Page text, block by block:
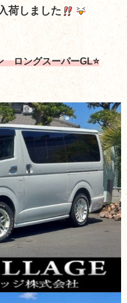
荷しました
ロングスーパーGL⭐